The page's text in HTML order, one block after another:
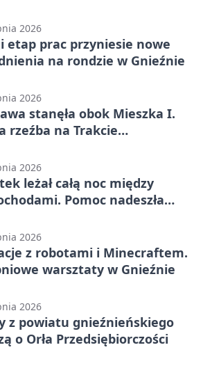
2026
etap prac przyniesie nowe
na rondzie w Gnieźnie
2026
stanęła obok Mieszka I.
rzeźba na Trakcie
2026
leżał całą noc między
Pomoc nadeszła
2026
z robotami i Minecraftem.
warsztaty w Gnieźnie
2026
z powiatu gnieźnieńskiego
o Orła Przedsiębiorczości